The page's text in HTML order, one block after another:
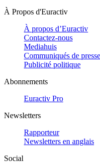
À Propos d'Euractiv
À propos d’Euractiv
Contactez-nous
Mediahuis
Communiqués de presse
Publicité politique
Abonnements
Euractiv Pro
Newsletters
Rapporteur
Newsletters en anglais
Social